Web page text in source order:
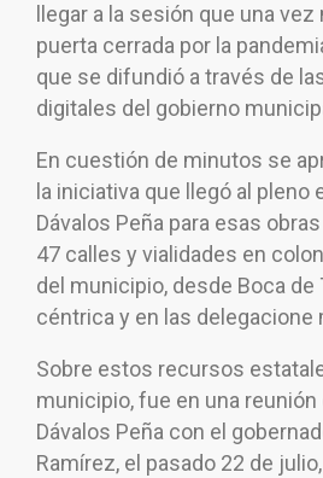
llegar a la sesión que una
puerta cerrada por la
que se difundió a través de
digitales del gobierno
En cuestión de minutos se
la iniciativa que llegó al pleno
Dávalos Peña para esas
47 calles y vialidades en
del municipio, desde Boca de
céntrica y en las delegacione
Sobre estos recursos
municipio, fue en una
Dávalos Peña con el
Ramírez, el pasado 22 de